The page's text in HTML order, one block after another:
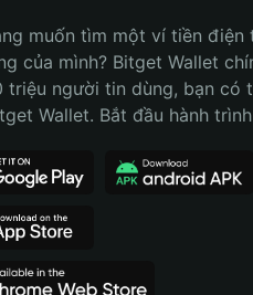
muốn tìm một ví tiền
của mình? Bitget Wallet
triệu người tin dùng, bạn có
Wallet. Bắt đầu hành